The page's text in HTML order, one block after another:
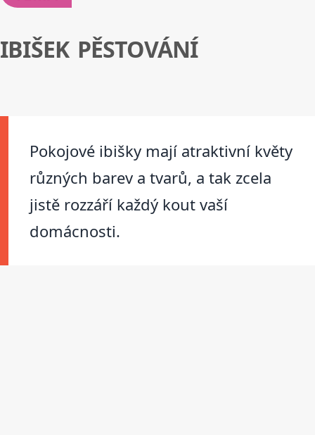
IBIŠEK PĚSTOVÁNÍ
Pokojové ibišky mají atraktivní květy
různých barev a tvarů, a tak zcela
jistě rozzáří každý kout vaší
domácnosti.